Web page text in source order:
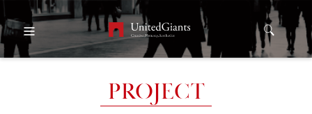
PROJECT